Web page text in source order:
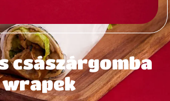
császárgomba
wrapek